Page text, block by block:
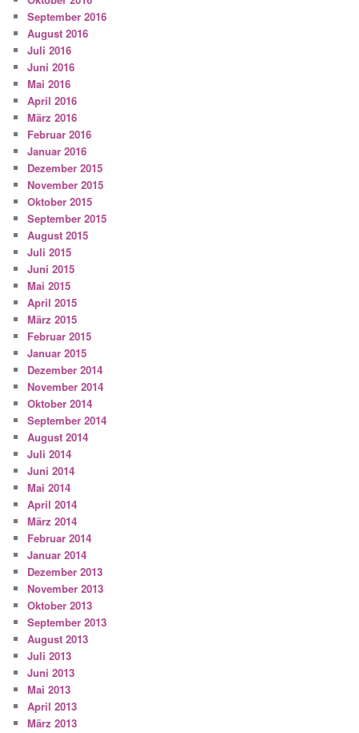
September 2016
August 2016
Juli 2016
Juni 2016
Mai 2016
April 2016
März 2016
Februar 2016
Januar 2016
Dezember 2015
November 2015
Oktober 2015
September 2015
August 2015
Juli 2015
Juni 2015
Mai 2015
April 2015
März 2015
Februar 2015
Januar 2015
Dezember 2014
November 2014
Oktober 2014
September 2014
August 2014
Juli 2014
Juni 2014
Mai 2014
April 2014
März 2014
Februar 2014
Januar 2014
Dezember 2013
November 2013
Oktober 2013
September 2013
August 2013
Juli 2013
Juni 2013
Mai 2013
April 2013
März 2013